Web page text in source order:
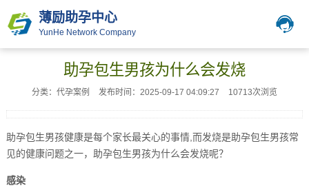
薄励助孕中心
YunHe Network Company
助孕包生男孩为什么会发烧
分类：代孕案例 发布时间：2025-09-17 04:09:27 10713次浏览
助孕包生男孩健康是每个家长最关心的事情,而发烧是助孕包生男孩常
见的健康问题之一，助孕包生男孩为什么会发烧呢？
感染